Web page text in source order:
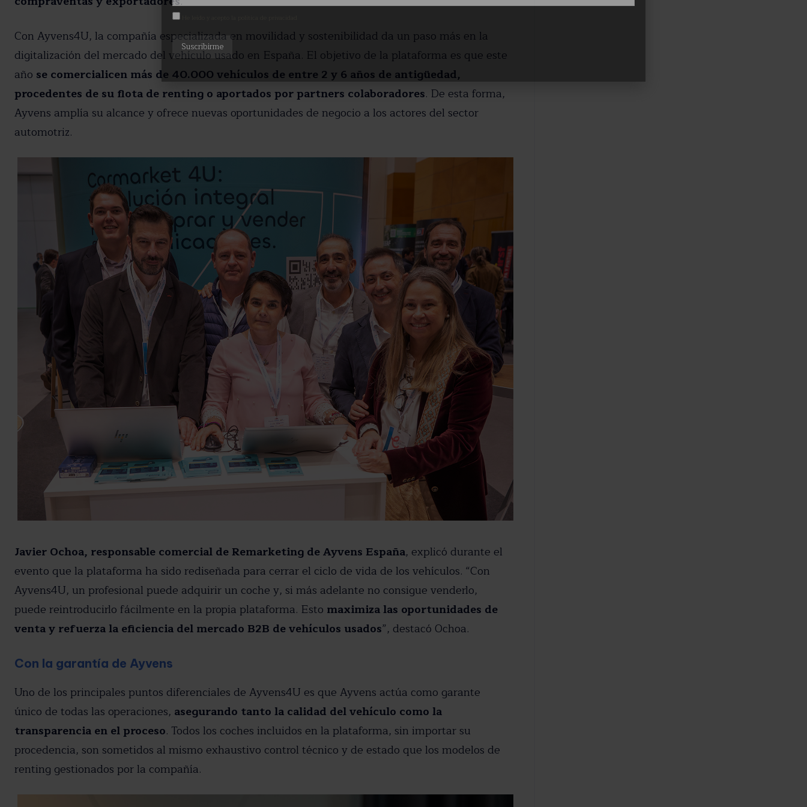
Con Ayvens4U, la compañía especializada en movilidad y sostenibilidad da un paso más en la
digitalización del mercado del vehículo usado en España. El objetivo de la plataforma es que este
año se comercialicen más de 40.000 vehículos de entre 2 y 6 años de antigüedad,
procedentes de su flota de renting o aportados por partners colaboradores. De esta forma,
Ayvens amplía su alcance y ofrece nuevas oportunidades de negocio a los actores del sector
automotriz.
Javier Ochoa, responsable comercial de Remarketing de Ayvens España, explicó durante el
evento que la plataforma ha sido rediseñada para cerrar el ciclo de vida de los vehículos. “Con
Ayvens4U, un profesional puede adquirir un coche y, si más adelante no consigue venderlo,
puede reintroducirlo fácilmente en la propia plataforma. Esto maximiza las oportunidades de
venta y refuerza la eficiencia del mercado B2B de vehículos usados”, destacó Ochoa.
Con la garantía de Ayvens
Uno de los principales puntos diferenciales de Ayvens4U es que Ayvens actúa como garante
único de todas las operaciones, asegurando tanto la calidad del vehículo como la
transparencia en el proceso. Todos los coches incluidos en la plataforma, sin importar su
procedencia, son sometidos al mismo exhaustivo control técnico y de estado que los modelos de
renting gestionados por la compañía.